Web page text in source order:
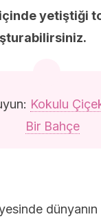
yetiştiği
Kokulu
Bir Bahçe